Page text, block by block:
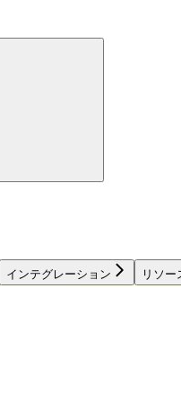
インテグレーション リソー